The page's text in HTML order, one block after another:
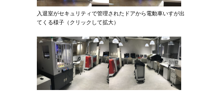
入退室がセキュリティで管理されたドアから電動車いすが出
てくる様子（クリックして拡大）